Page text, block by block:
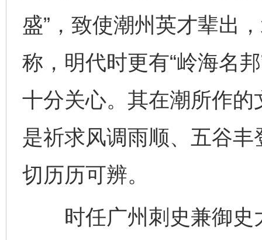
盛”，致使潮州英才辈出
称，明代时更有“岭海名
十分关心。其在潮所作
是祈求风调雨顺、五谷
切历历可辨。
时任广州刺史兼御史